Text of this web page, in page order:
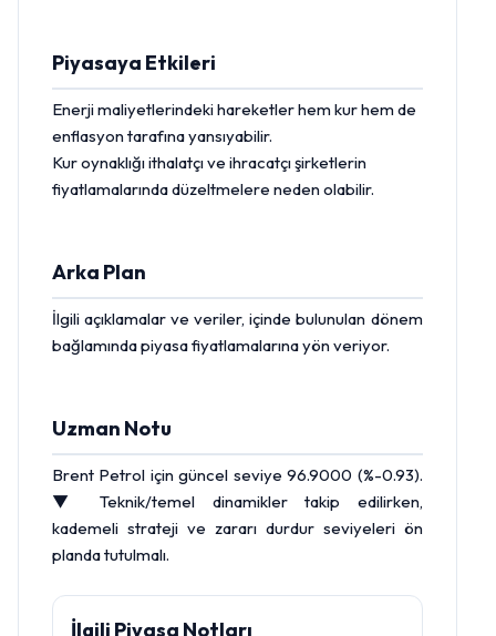
Piyasaya Etkileri
Enerji maliyetlerindeki hareketler hem kur hem de
enflasyon tarafına yansıyabilir.
Kur oynaklığı ithalatçı ve ihracatçı şirketlerin
fiyatlamalarında düzeltmelere neden olabilir.
Arka Plan
İlgili açıklamalar ve veriler, içinde bulunulan dönem
bağlamında piyasa fiyatlamalarına yön veriyor.
Uzman Notu
Brent Petrol için güncel seviye 96.9000 (%-0.93).
▼ Teknik/temel dinamikler takip edilirken,
kademeli strateji ve zararı durdur seviyeleri ön
planda tutulmalı.
İlgili Piyasa Notları